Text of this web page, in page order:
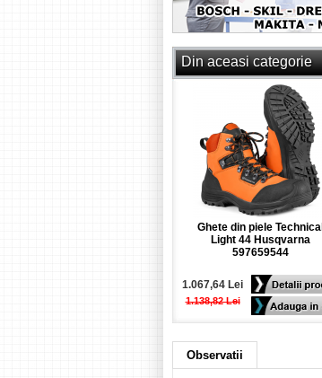
Din aceasi categorie
Ghete din piele Technical
Light 44 Husqvarna
597659544
1.067,64 Lei
1.138,82 Lei
Observatii